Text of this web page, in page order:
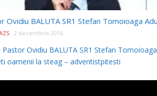
2 decembrie 2016
Pastor Ovidiu BALUTA SR1 Stefan Tomoioaga
oamenii la steag – adventistpitesti